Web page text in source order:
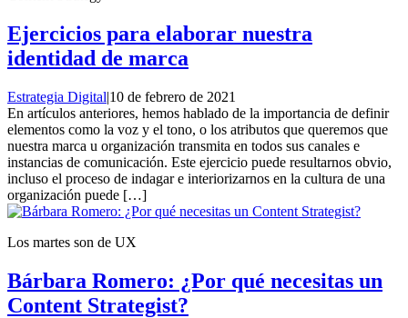
Ejercicios para elaborar nuestra
identidad de marca
Estrategia Digital|10 de febrero de 2021
En artículos anteriores, hemos hablado de la importancia de definir
elementos como la voz y el tono, o los atributos que queremos que
nuestra marca u organización transmita en todos sus canales e
instancias de comunicación. Este ejercicio puede resultarnos obvio,
incluso el proceso de indagar e interiorizarnos en la cultura de una
organización puede […]
Los martes son de UX
Bárbara Romero: ¿Por qué necesitas un
Content Strategist?